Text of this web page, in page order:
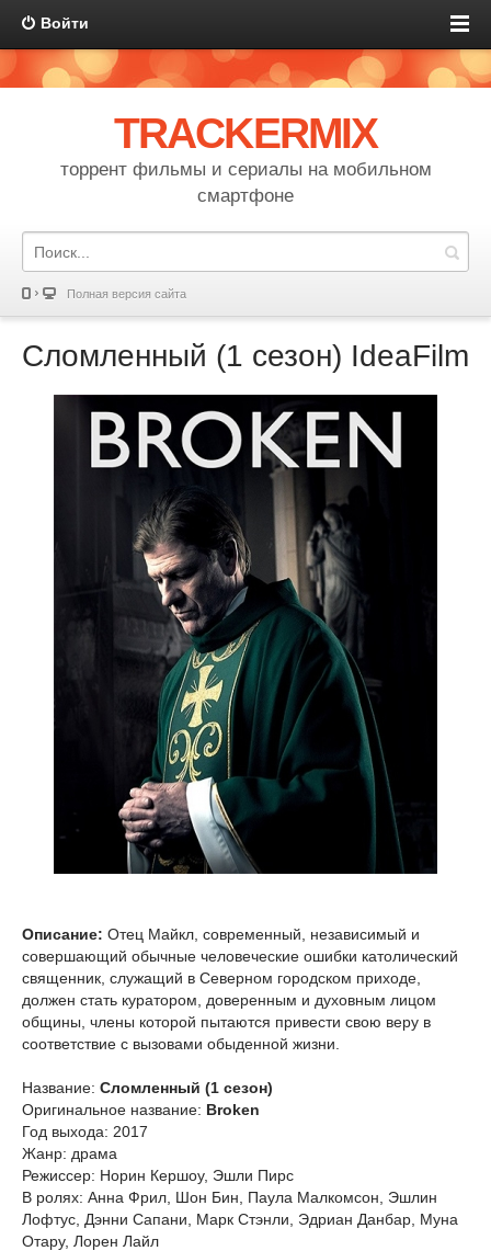
Войти
TRACKERMIX
торрент фильмы и сериалы на мобильном
смартфоне
Полная версия сайта
Сломленный (1 сезон) IdeaFilm
Описание: Отец Майкл, современный, независимый и
совершающий обычные человеческие ошибки католический
священник, служащий в Северном городском приходе,
должен стать куратором, доверенным и духовным лицом
общины, члены которой пытаются привести свою веру в
соответствие с вызовами обыденной жизни.
Название: Сломленный (1 сезон)
Оригинальное название: Broken
Год выхода: 2017
Жанр: драма
Режиссер: Норин Кершоу, Эшли Пирс
В ролях: Анна Фрил, Шон Бин, Паула Малкомсон, Эшлин
Лофтус, Дэнни Сапани, Марк Стэнли, Эдриан Данбар, Муна
Отару, Лорен Лайл